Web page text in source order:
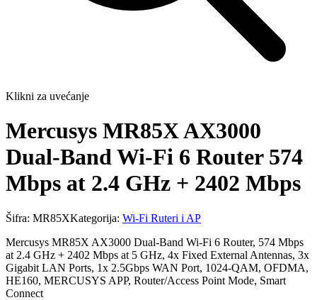
Klikni za uvećanje
Mercusys MR85X AX3000
Dual-Band Wi-Fi 6 Router 574
Mbps at 2.4 GHz + 2402 Mbps
Šifra: MR85XKategorija: Wi-Fi Ruteri i AP
Mercusys MR85X AX3000 Dual-Band Wi-Fi 6 Router, 574 Mbps
at 2.4 GHz + 2402 Mbps at 5 GHz, 4x Fixed External Antennas, 3x
Gigabit LAN Ports, 1x 2.5Gbps WAN Port, 1024-QAM, OFDMA,
HE160, MERCUSYS APP, Router/Access Point Mode, Smart
Connect